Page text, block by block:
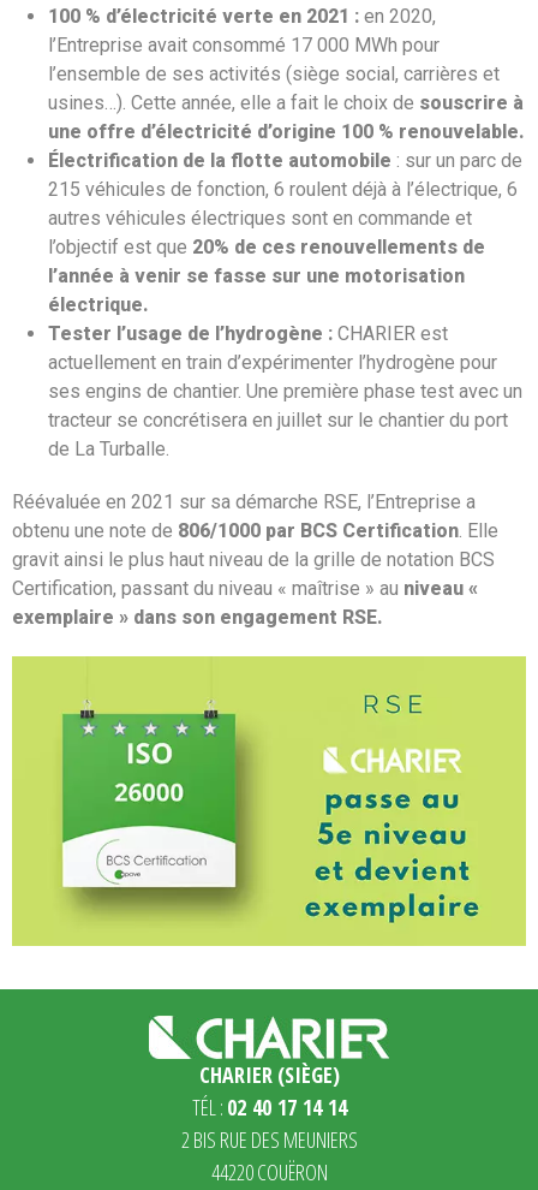
100 % d’électricité verte en 2021 : en 2020,
l’Entreprise avait consommé 17 000 MWh pour
l’ensemble de ses activités (siège social, carrières et
usines…). Cette année, elle a fait le choix de souscrire à
une offre d’électricité d’origine 100 % renouvelable.
Électrification de la flotte automobile : sur un parc de
215 véhicules de fonction, 6 roulent déjà à l’électrique, 6
autres véhicules électriques sont en commande et
l’objectif est que 20% de ces renouvellements de
l’année à venir se fasse sur une motorisation
électrique.
Tester l’usage de l’hydrogène : CHARIER est
actuellement en train d’expérimenter l’hydrogène pour
ses engins de chantier. Une première phase test avec un
tracteur se concrétisera en juillet sur le chantier du port
de La Turballe.
Réévaluée en 2021 sur sa démarche RSE, l’Entreprise a
obtenu une note de 806/1000 par BCS Certification. Elle
gravit ainsi le plus haut niveau de la grille de notation BCS
Certification, passant du niveau « maîtrise » au niveau «
exemplaire » dans son engagement RSE.
CHARIER (SIÈGE)
TÉL : 02 40 17 14 14
2 BIS RUE DES MEUNIERS
44220 COUËRON